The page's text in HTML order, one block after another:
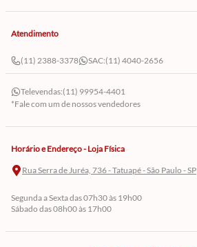
Atendimento
(11) 2388-3378 SAC:(11) 4040-2656
Televendas:(11) 99954-4401
*Fale com um de nossos vendedores
Horário e Endereço - Loja Física
Rua Serra de Juréa, 736 - Tatuapé - São Paulo - SP
Segunda a Sexta das 07h30 às 19h00
Sábado das 08h00 às 17h00